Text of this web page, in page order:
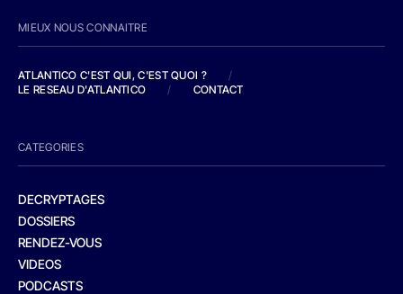
MIEUX NOUS CONNAITRE
ATLANTICO C'EST QUI, C'EST QUOI ?
/
LE RESEAU D'ATLANTICO
/ CONTACT
CATEGORIES
DECRYPTAGES
DOSSIERS
RENDEZ-VOUS
VIDEOS
PODCASTS